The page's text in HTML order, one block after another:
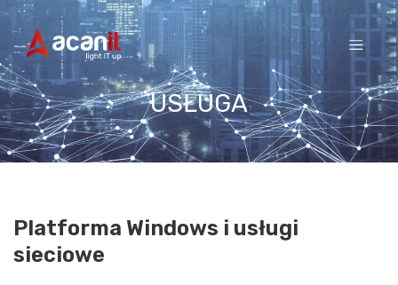
to
content
USŁUGA
Platforma Windows i usługi
sieciowe